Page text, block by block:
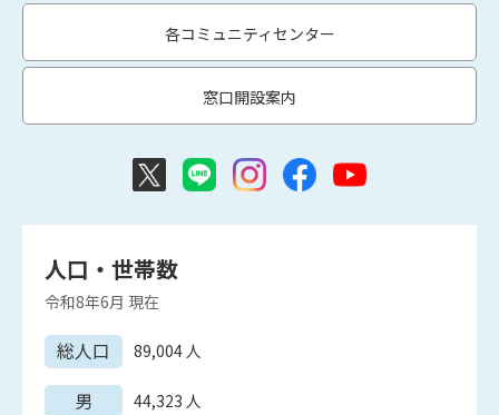
各コミュニティセンター
窓口開設案内
人口・世帯数
令和8年6月 現在
総人口 89,004人
男 44,323 人